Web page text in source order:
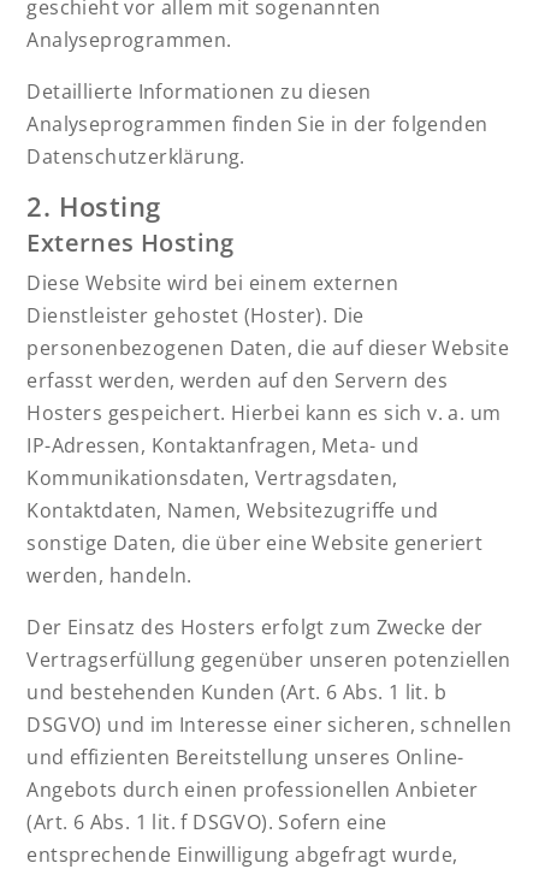
geschieht vor allem mit sogenannten
Analyseprogrammen.
Detaillierte Informationen zu diesen
Analyseprogrammen finden Sie in der folgenden
Datenschutzerklärung.
2. Hosting
Externes Hosting
Diese Website wird bei einem externen
Dienstleister gehostet (Hoster). Die
personenbezogenen Daten, die auf dieser Website
erfasst werden, werden auf den Servern des
Hosters gespeichert. Hierbei kann es sich v. a. um
IP-Adressen, Kontaktanfragen, Meta- und
Kommunikationsdaten, Vertragsdaten,
Kontaktdaten, Namen, Websitezugriffe und
sonstige Daten, die über eine Website generiert
werden, handeln.
Der Einsatz des Hosters erfolgt zum Zwecke der
Vertragserfüllung gegenüber unseren potenziellen
und bestehenden Kunden (Art. 6 Abs. 1 lit. b
DSGVO) und im Interesse einer sicheren, schnellen
und effizienten Bereitstellung unseres Online-
Angebots durch einen professionellen Anbieter
(Art. 6 Abs. 1 lit. f DSGVO). Sofern eine
entsprechende Einwilligung abgefragt wurde,